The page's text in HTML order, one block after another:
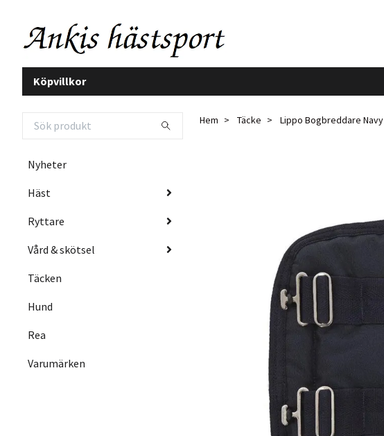
Köpvillkor
Nyheter
Häst
Ryttare
Vård & skötsel
Täcken
Hund
Rea
Varumärken
Hem Täcke Lippo Bogbreddare Navy